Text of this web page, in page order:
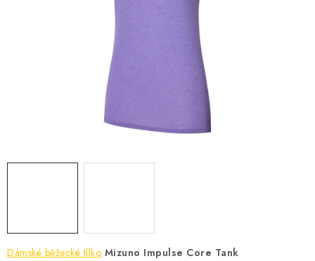
VELIKOSTNÍ TABULKY
MEGA SLEVY
Dámské běžecké tílko Mizuno Impulse Core Tank